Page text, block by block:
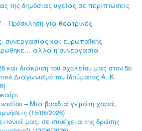
της δημόσιας υγείας σε περιπτώσεις
Πρόσκληση για θεατρικές
συνεργασίας και ευρωπαϊκής
αλλά η συνεργασία
και διάκριση του σχολείου μας στον 5ο
Διαγωνισμό του Ιδρύματος Α. Κ.
– Μια βραδιά γεμάτη χαρά,
(15/06/2026)
μας, σε συνέχεια της δράσης